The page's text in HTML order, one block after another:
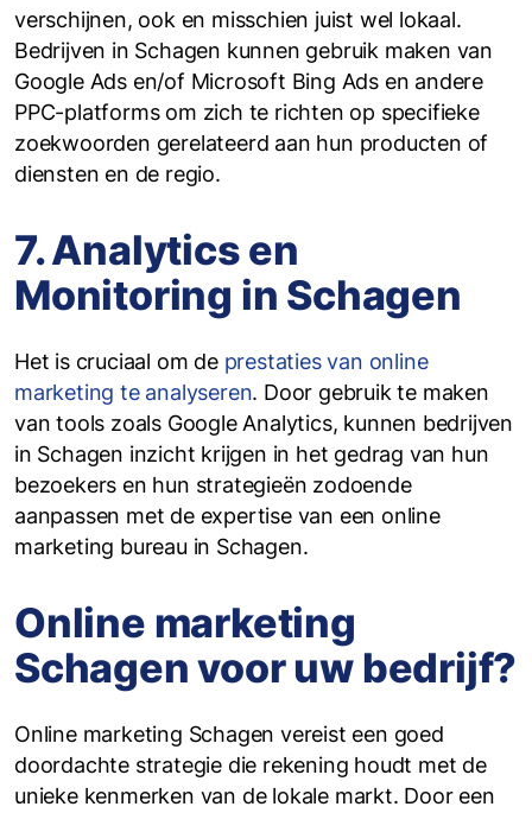
verschijnen, ook en misschien juist wel lokaal.
Bedrijven in Schagen kunnen gebruik maken van
Google Ads en/of Microsoft Bing Ads en andere
PPC-platforms om zich te richten op specifieke
zoekwoorden gerelateerd aan hun producten of
diensten en de regio.
7. Analytics en
Monitoring in Schagen
Het is cruciaal om de prestaties van online
marketing te analyseren. Door gebruik te maken
van tools zoals Google Analytics, kunnen bedrijven
in Schagen inzicht krijgen in het gedrag van hun
bezoekers en hun strategieën zodoende
aanpassen met de expertise van een online
marketing bureau in Schagen.
Online marketing
Schagen voor uw bedrijf?
Online marketing Schagen vereist een goed
doordachte strategie die rekening houdt met de
unieke kenmerken van de lokale markt. Door een